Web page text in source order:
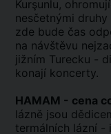
Kurşunlu,
nesčetnými
zde bude čas
na návštěvu
jižním Turecku -
konají koncerty.
HAMAM - cena
lázně jsou
termálních lázní -